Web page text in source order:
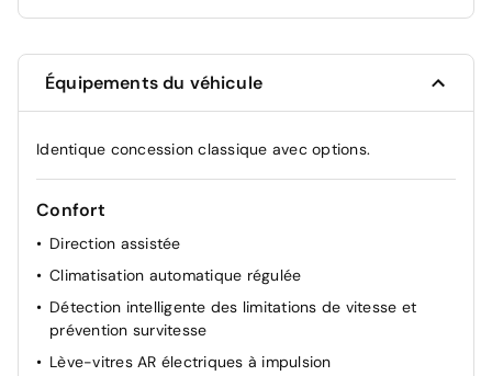
Équipements du véhicule
Identique concession classique avec options.
Confort
Direction assistée
Climatisation automatique régulée
Détection intelligente des limitations de vitesse et
prévention survitesse
Lève-vitres AR électriques à impulsion